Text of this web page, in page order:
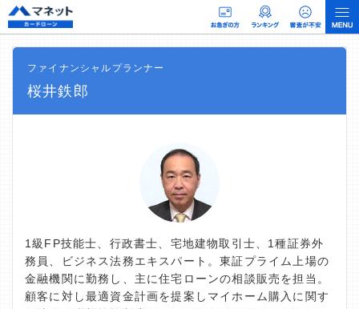
ファイナンシャルプランナー
桜井鉄郎
1級FP技能士、行政書士、宅地建物取引士、1種証券外
務員、ビジネス法務エキスパート。東証プライム上場の
金融機関に勤務し、主に住宅ローンの相談販売を担当。
顧客に対し最適資金計画を提案しマイホーム購入に関す